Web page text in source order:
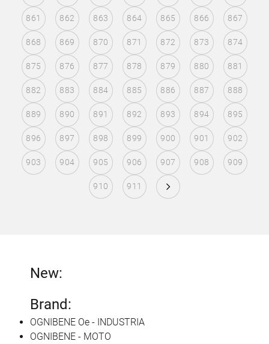
861 862 863 864 865 866 867
868 869 870 871 872 873 874
875 876 877 878 879 880 881
882 883 884 885 886 887 888
889 890 891 892 893 894 895
896 897 898 899 900 901 902
903 904 905 906 907 908 909
910 911
New:
Brand:
OGNIBENE Oe - INDUSTRIA
OGNIBENE - MOTO